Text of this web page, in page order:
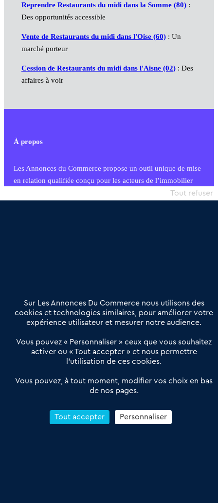
Reprendre Restaurants du midi dans la Somme (80):
Des opportunités accessible
Vente de Restaurants du midi dans l'Oise (60): Un
marché porteur
Cession de Restaurants du midi dans l'Aisne (02): Des
affaires à voir
À propos
Les Annonces du Commerce propose un outil unique de mise
en relation qualifiée conçu pour les acteurs de l’immobilier
commercial et les collectivités territoriales, simple et intégrant
Offres Pro
Actualités
Qui sommes nous ?
Derniers articles
Réseau 3C : un partenaire national dédié aux transactions
Petitscommerces : Un partenariat au service du commerce de
proximité et des territoires
Reprendre un Restaurant Rapide
Sur Les Annonces Du Commerce nous utilisons des
cookies et technologies similaires, pour améliorer votre
expérience utilisateur et mesurer notre audience.
Vous pouvez « Personnaliser » ceux que vous souhaitez
activer ou « Tout accepter » et nous permettre
l’utilisation de ces cookies.
Vous pouvez, à tout moment, modifier vos choix en bas
de nos pages.
Tout accepter
Tout refuser
Personnaliser